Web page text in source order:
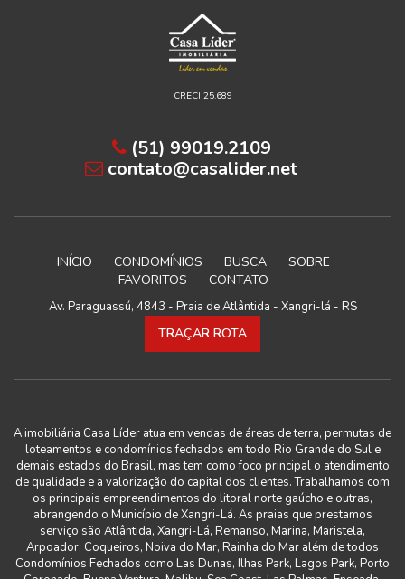
CRECI 25.689
(51) 99019.2109
contato@casalider.net
INÍCIO CONDOMÍNIOS BUSCA
SOBRE
FAVORITOS
CONTATO
Av. Paraguassú, 4843 - Praia de Atlântida - Xangri-lá - RS
TRAÇAR ROTA
A imobiliária Casa Líder atua em vendas de áreas de terra, permutas de
loteamentos e condomínios fechados em todo Rio Grande do Sul e
demais estados do Brasil, mas tem como foco principal o atendimento
de qualidade e a valorização do capital dos clientes. Trabalhamos com
os principais empreendimentos do litoral norte gaúcho e outras,
abrangendo o Município de Xangri-Lá. As praias que prestamos
serviço são Atlântida, Xangri-Lá, Remanso, Marina, Maristela,
Arpoador, Coqueiros, Noiva do Mar, Rainha do Mar além de todos
Condomínios Fechados como Las Dunas, Ilhas Park, Lagos Park, Porto